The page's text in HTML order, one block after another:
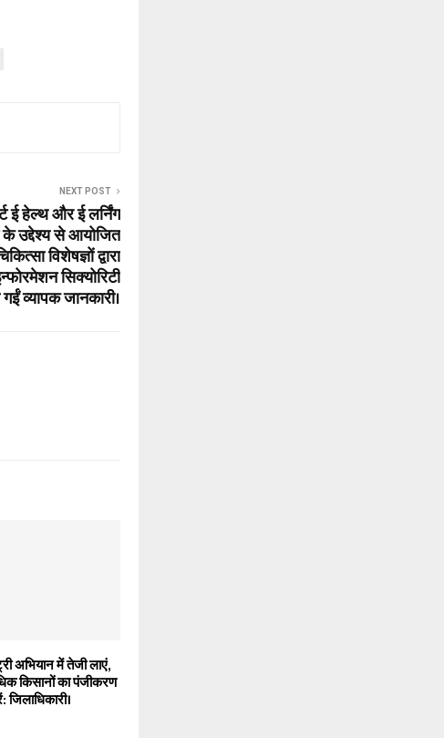
NEXT POST
ई हेल्थ और ई लर्निंग
के उद्देश्य से आयोजित
विशेषज्ञों द्वारा
सिक्योरिटी
व्यापक जानकारी।
अभियान में तेजी लाएं,
किसानों का पंजीकरण